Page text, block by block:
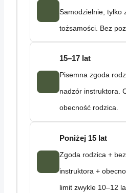
Samodzielnie, tylko
tożsamości. Bez
15–17 lat
Pisemna zgoda
nadzór instruktora.
obecność rodzica.
Poniżej 15 lat
Zgoda rodzica +
instruktora +
limit zwykle 10–12